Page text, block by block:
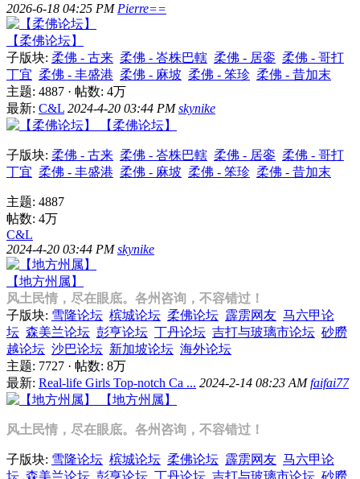
2026-6-18 04:25 PM Pierre==
【柔佛论坛】
子版块: 柔佛 - 古来 柔佛 - 峇株巴轄 柔佛 - 居銮 柔佛 - 哥打
丁宜 柔佛 - 丰盛港 柔佛 - 麻坡 柔佛 - 笨珍 柔佛 - 昔加末
主题: 4887 · 帖数: 4万
最新: C&L 2024-4-20 03:44 PMskynike
【柔佛论坛】
子版块: 柔佛 - 古来 柔佛 - 峇株巴轄 柔佛 - 居銮 柔佛 - 哥打
丁宜 柔佛 - 丰盛港 柔佛 - 麻坡 柔佛 - 笨珍 柔佛 - 昔加末
主题: 4887
帖数: 4万
C&L
2024-4-20 03:44 PMskynike
【地方州属】
风土民情，尽在眼底。各州咨询，不容错过！
子版块: 雪隆论坛 槟城论坛 柔佛论坛 霹雳网友 马六甲论
坛 森美兰论坛 彭亨论坛 丁丹论坛 吉打与玻璃市论坛 砂朥
越论坛 沙巴论坛 新加坡论坛 海外论坛
主题: 7727 · 帖数: 8万
最新: Real-life Girls Top-notch Сa ... 2024-2-14 08:23 AMfaifai77
【地方州属】
风土民情，尽在眼底。各州咨询，不容错过！
子版块: 雪隆论坛 槟城论坛 柔佛论坛 霹雳网友 马六甲论
坛 森美兰论坛 彭亨论坛 丁丹论坛 吉打与玻璃市论坛 砂朥